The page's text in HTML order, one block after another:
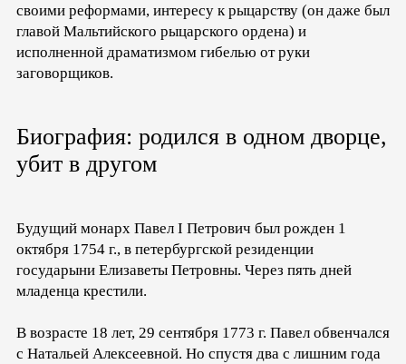
своими реформами, интересу к рыцарству (он даже был
главой Мальтийского рыцарского ордена) и
исполненной драматизмом гибелью от руки
заговорщиков.
Биография: родился в одном дворце,
убит в другом
Будущий монарх Павел I Петрович был рожден 1
октября 1754 г., в петербургской резиденции
государыни Елизаветы Петровны. Через пять дней
младенца крестили.
В возрасте 18 лет, 29 сентября 1773 г. Павел обвенчался
с Натальей Алексеевной. Но спустя два с лишним года